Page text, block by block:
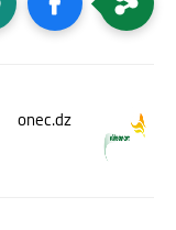
onec.dz